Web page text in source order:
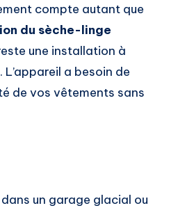
compte autant que
du sèche-linge
une installation à
L’appareil a besoin de
de vos vêtements sans
un garage glacial ou